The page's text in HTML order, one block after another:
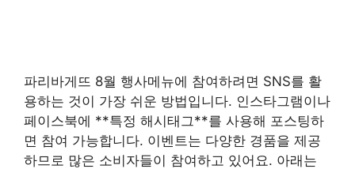
파리바게뜨 8월 행사메뉴에 참여하려면 SNS를 활
용하는 것이 가장 쉬운 방법입니다. 인스타그램이나
페이스북에 **특정 해시태그**를 사용해 포스팅하
면 참여 가능합니다. 이벤트는 다양한 경품을 제공
하므로 많은 소비자들이 참여하고 있어요. 아래는